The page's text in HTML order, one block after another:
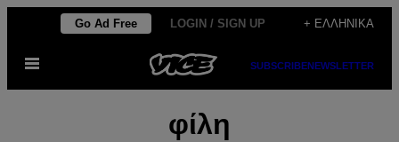
Μετάβαση
περιεχόμενο
Go Ad Free LOGIN / SIGN UP + ΕΛΛΗΝΙΚΆ
Ανοίξτε
μενού
SUBSCRIBENEWSLETTER
φίλη